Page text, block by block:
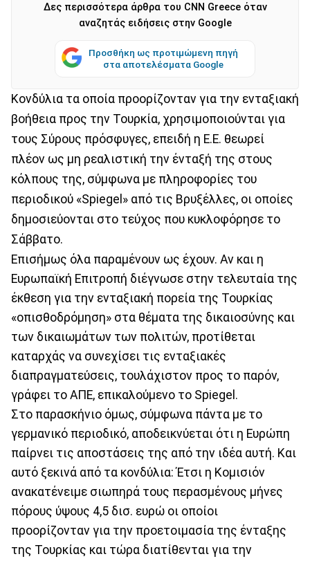
Δες περισσότερα άρθρα του CNN Greece όταν
αναζητάς ειδήσεις στην Google
Προσθήκη ως προτιμώμενη πηγή
στα αποτελέσματα Google
Kονδύλια τα οποία προορίζονταν για την ενταξιακή
βοήθεια προς την Τουρκία, χρησιμοποιούνται για
τους Σύρους πρόσφυγες, επειδή η Ε.Ε. θεωρεί
πλέον ως μη ρεαλιστική την ένταξή της στους
κόλπους της, σύμφωνα με πληροφορίες του
περιοδικού «Spiegel» από τις Βρυξέλλες, οι οποίες
δημοσιεύονται στο τεύχος που κυκλοφόρησε το
Σάββατο.
Επισήμως όλα παραμένουν ως έχουν. Αν και η
Ευρωπαϊκή Επιτροπή διέγνωσε στην τελευταία της
έκθεση για την ενταξιακή πορεία της Τουρκίας
«οπισθοδρόμηση» στα θέματα της δικαιοσύνης και
των δικαιωμάτων των πολιτών, προτίθεται
καταρχάς να συνεχίσει τις ενταξιακές
διαπραγματεύσεις, τουλάχιστον προς το παρόν,
γράφει το ΑΠΕ, επικαλούμενο το Spiegel.
Στο παρασκήνιο όμως, σύμφωνα πάντα με το
γερμανικό περιοδικό, αποδεικνύεται ότι η Ευρώπη
παίρνει τις αποστάσεις της από την ιδέα αυτή. Και
αυτό ξεκινά από τα κονδύλια: Έτσι η Κομισιόν
ανακατένειμε σιωπηρά τους περασμένους μήνες
πόρους ύψους 4,5 δισ. ευρώ οι οποίοι
προορίζονταν για την προετοιμασία της ένταξης
της Τουρκίας και τώρα διατίθενται για την